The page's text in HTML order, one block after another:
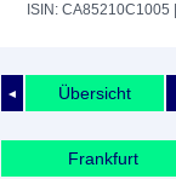
ISIN: CA85210C1005
◄ Übersicht
Frankfurt